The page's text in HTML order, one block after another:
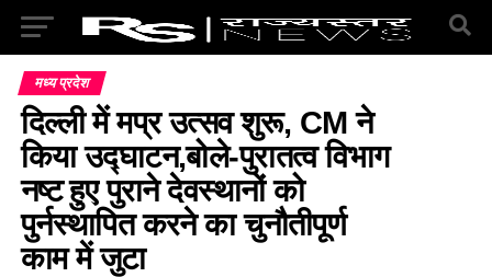
मध्य प्रदेश
दिल्ली में मप्र उत्सव शुरू, CM ने
किया उद्घाटन,बोले-पुरातत्व विभाग
नष्ट हुए पुराने देवस्थानों को
पुर्नस्थापित करने का चुनौतीपूर्ण
काम में जुटा